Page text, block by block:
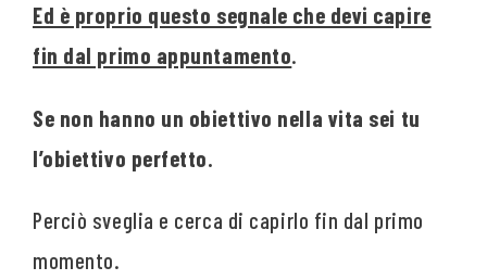
Ed è proprio questo segnale che devi capire
fin dal primo appuntamento.
Se non hanno un obiettivo nella vita sei tu
l’obiettivo perfetto.
Perciò sveglia e cerca di capirlo fin dal primo
momento.